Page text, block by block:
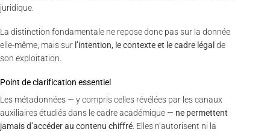
juridique.
La distinction fondamentale ne repose donc pas sur la donnée
elle-même, mais sur l’intention, le contexte et le cadre légal de
son exploitation.
Point de clarification essentiel
Les métadonnées — y compris celles révélées par les canaux
auxiliaires étudiés dans le cadre académique — ne permettent
jamais d’accéder au contenu chiffré . Elles n’autorisent ni la